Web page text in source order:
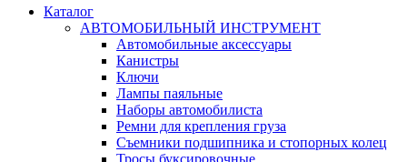
Каталог
АВТОМОБИЛЬНЫЙ ИНСТРУМЕНТ
Автомобильные аксессуары
Канистры
Ключи
Лампы паяльные
Наборы автомобилиста
Ремни для крепления груза
Съемники подшипника и стопорных колец
Тросы буксировочные